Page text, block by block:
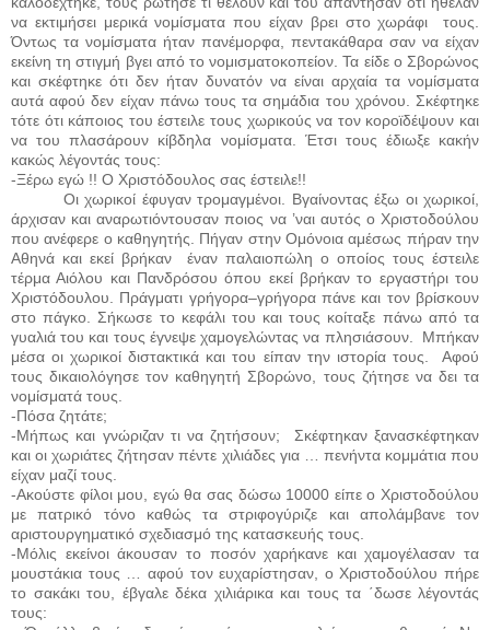
να εκτιμήσει μερικά νομίσματα που είχαν βρει στο χωράφι
τους.
Όντως τα νομίσματα ήταν πανέμορφα, πεντακάθαρα σαν να είχαν
εκείνη τη στιγμή βγει από το νομισματοκοπείον. Τα είδε ο Σβορώνος
και σκέφτηκε ότι δεν ήταν δυνατόν να είναι αρχαία τα νομίσματα
αυτά αφού δεν είχαν πάνω τους τα σημάδια του χρόνου. Σκέφτηκε
τότε ότι κάποιος του έστειλε τους χωρικούς να τον κοροϊδέψουν και
να του πλασάρουν κίβδηλα νομίσματα. Έτσι τους έδιωξε κακήν
κακώς λέγοντάς τους:
-Ξέρω εγώ !! Ο Χριστόδουλος σας έστειλε!!
Οι χωρικοί έφυγαν τρομαγμένοι. Βγαίνοντας έξω οι χωρικοί,
άρχισαν και αναρωτιόντουσαν ποιος να ’ναι αυτός ο Χριστοδούλου
που ανέφερε ο καθηγητής. Πήγαν στην Ομόνοια αμέσως πήραν την
Αθηνά και εκεί βρήκαν
έναν παλαιοπώλη ο οποίος τους έστειλε
τέρμα Αιόλου και Πανδρόσου όπου εκεί βρήκαν το εργαστήρι του
Χριστόδουλου. Πράγματι γρήγορα–γρήγορα πάνε και τον βρίσκουν
στο πάγκο. Σήκωσε το κεφάλι του και τους κοίταξε πάνω από τα
γυαλιά του και τους έγνεψε χαμογελώντας να πλησιάσουν.
Μπήκαν
μέσα οι χωρικοί διστακτικά και του είπαν την ιστορία τους.
Αφού
τους δικαιολόγησε τον καθηγητή Σβορώνο, τους ζήτησε να δει τα
νομίσματά τους.
-Πόσα ζητάτε;
-Μήπως και γνώριζαν τι να ζητήσουν;
Σκέφτηκαν ξανασκέφτηκαν
και οι χωριάτες ζήτησαν πέντε χιλιάδες για … πενήντα κομμάτια που
είχαν μαζί τους.
-Ακούστε φίλοι μου, εγώ θα σας δώσω 10000 είπε ο Χριστοδούλου
με πατρικό τόνο καθώς τα στριφογύριζε και απολάμβανε τον
αριστουργηματικό σχεδιασμό της κατασκευής τους.
-Μόλις εκείνοι άκουσαν το ποσόν χαρήκανε και χαμογέλασαν τα
μουστάκια τους … αφού τον ευχαρίστησαν, ο Χριστοδούλου πήρε
το σακάκι του, έβγαλε δέκα χιλιάρικα και τους τα ΄δωσε λέγοντάς
τους: